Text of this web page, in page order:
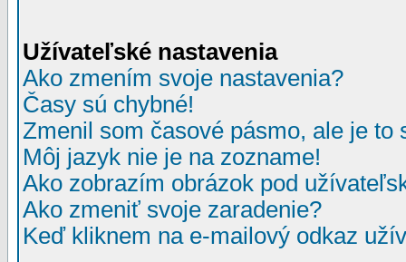
Užívateľské nastavenia
Ako zmením svoje nastavenia?
Časy sú chybné!
Zmenil som časové pásmo, ale je to
Môj jazyk nie je na zozname!
Ako zobrazím obrázok pod
Ako zmeniť svoje zaradenie?
Keď kliknem na e-mailový odkaz